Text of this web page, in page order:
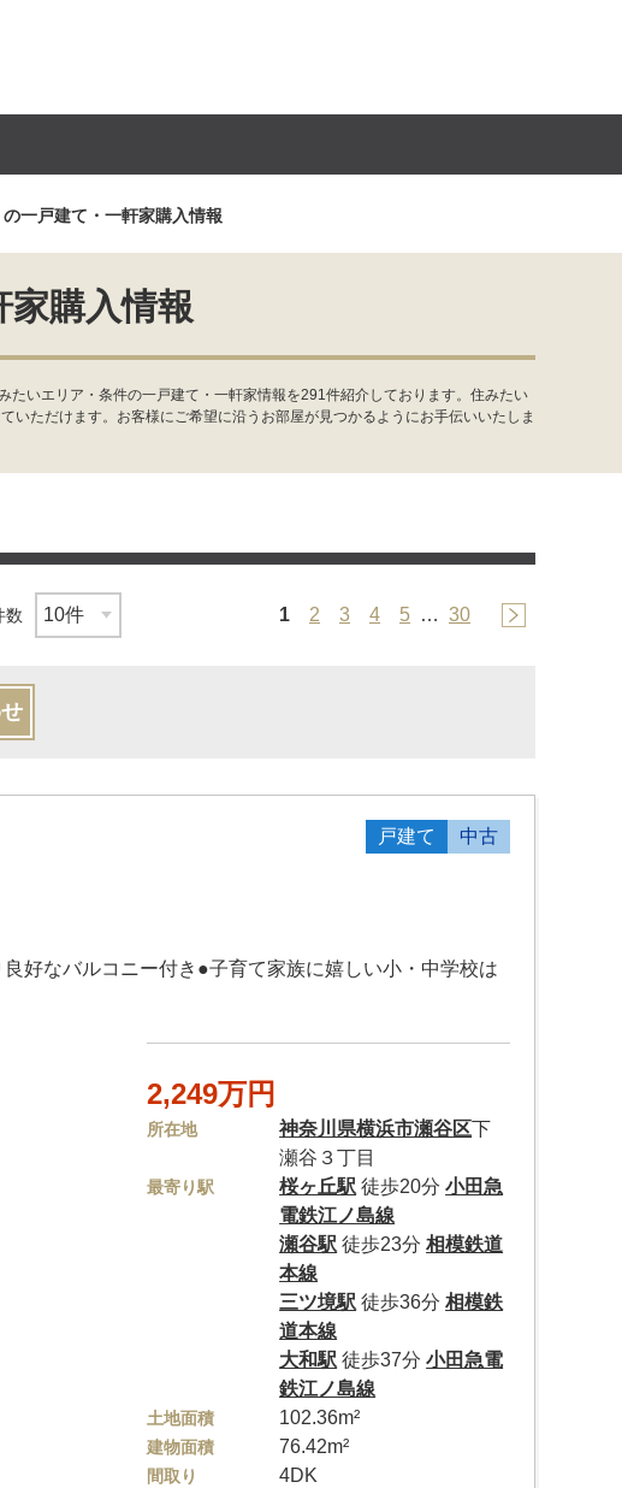
用
一戸建て・一軒家購入情報
購入情報
いエリア・条件の一戸建て・一軒家情報を291件紹介しております。住みたい
ただけます。お客様にご希望に沿うお部屋が見つかるようにお手伝いいたしま
数 1 2 3 4 5 … 30
戸建て 中古
好なバルコニー付き●子育て家族に嬉しい小・中学校は
2,249万円
所在地 神奈川県横浜市瀬谷区下
瀬谷３丁目
最寄り駅 桜ヶ丘駅 徒歩20分小田急
電鉄江ノ島線
瀬谷駅 徒歩23分相模鉄道
本線
三ツ境駅 徒歩36分相模鉄
道本線
大和駅 徒歩37分小田急電
鉄江ノ島線
土地面積 102.36m²
建物面積 76.42m²
間取り 4DK